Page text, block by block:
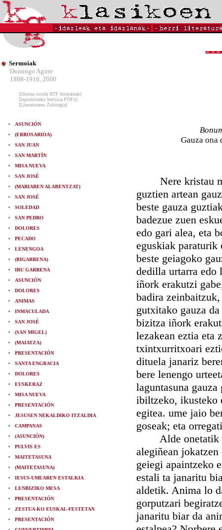
Sermoiak
Domingo Agirre
1898-1916, 2000
[liburua osorik RTF formatuan]
[inprimitzeko bertsioa PDFn]
[Literaturaren Zubitegia]
ASUNCIÓN
(ERROSARIOA)
SAN JUAN
SAN MARTÍN
MISA NUEVA
SAN JOSÉ
(MARIAREN ALABENTZAT)
SAN JOSÉ
SOLEDAD
SAN PEDRO
DOLORES
PECADO
LENENGOA
(BIGARRENA)
IRU GARRENA
ASUNCIÓN
DOLORES
ANIMAS
INMACULADA
SAN JOSÉ
(SAN MIGEL)
(MAIATZA)
PRESENTACIÓN
SANTA ENGRACIA
DOLORES
EUSKERAZ
MISA NUEVA
PRESENTACIÓN
JESUSEN NEKALDIKO ITZALDIA
CAMPANAS
(ASUNCIÓN)
PULVIS ES
MAITETASUNA
(MAITETASUNA)
IESUS-UMEAREN ESTALKIA
LENBIZIKO MESA
PRESENTACIÓN
ZESTUA-KO EUSKAL-FESTETAN
PRESENTACIÓN
Gauza ona
Nere kristau
guztien artean
beste gauza
badezue zuen
edo gari alea, eta
eguskiak paraturik
beste geiagoko
dedilla urtarra edo
iñork erakutzi
badira
gutxitako gauza
bizitza iñork
lezakean eztia eta
txintxurritxoari
dituela janariz
bere lenengo
laguntasuna
ibiltzeko, ikusteko
egitea. ume jaio
goseak; eta
Alde onetatik
alegiñean
geiegi apaintzeko
estali ta janaritu
aldetik. Anima lo
gorputzari
janaritu biar da